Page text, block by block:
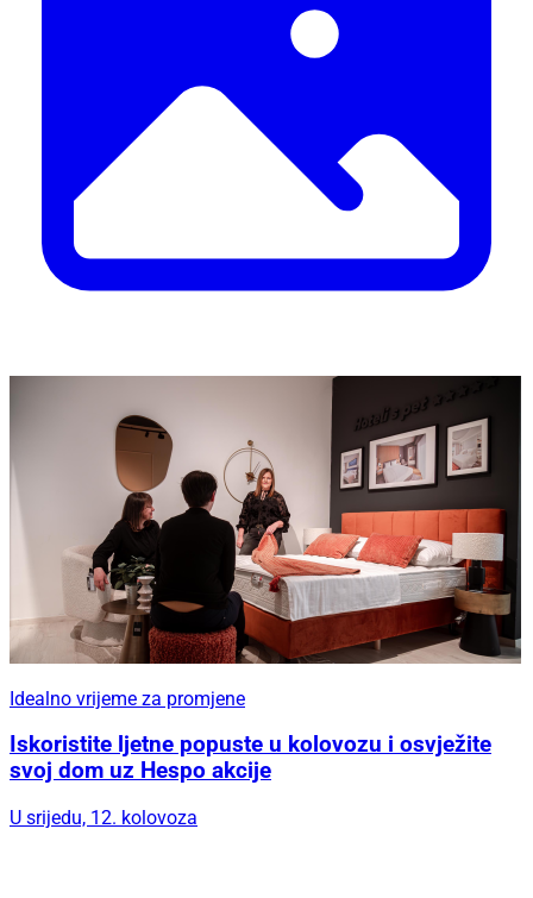
Idealno vrijeme za promjene
Iskoristite ljetne popuste u kolovozu i osvježite
svoj dom uz Hespo akcije
U srijedu, 12. kolovoza